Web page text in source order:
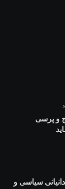
و پرسی
سیاسی و